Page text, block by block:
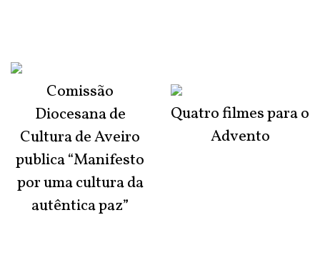
Comissão
Diocesana de
Cultura de Aveiro
publica “Manifesto
por uma cultura da
autêntica paz”
Quatro filmes para o
Advento